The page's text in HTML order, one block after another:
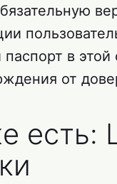
паспорт в
от
есть: